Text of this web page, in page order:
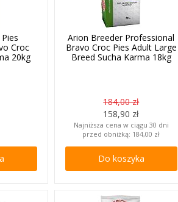
Croc
20kg
Arion Breeder Professional
Bravo Croc Pies Adult Large
Breed Sucha Karma 18kg
184,00 zł
158,90 zł
Najniższa cena w ciągu 30 dni
przed obniżką: 184,00 zł
Do koszyka